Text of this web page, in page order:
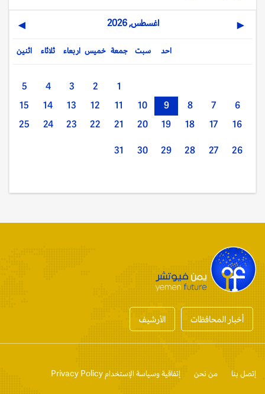
◀ اغسطس, 2026 ▶
اثنين ثلاثاء اربعاء خميس جمعة سبت احد
1
2
3
4
5
6
7
8
9
10
11
12
13
14
15
16
17
18
19
20
21
22
23
24
25
26
27
28
29
30
31
أخبار المحافظات الأرشيف
إتصل بنا من نحن إتفاقية وسياسة الإستخدام Privacy Policy